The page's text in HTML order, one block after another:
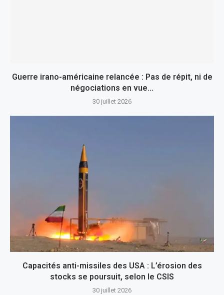
Guerre irano-américaine relancée : Pas de répit, ni de
négociations en vue…
30 juillet 2026
Capacités anti-missiles des USA : L’érosion des
stocks se poursuit, selon le CSIS
30 juillet 2026